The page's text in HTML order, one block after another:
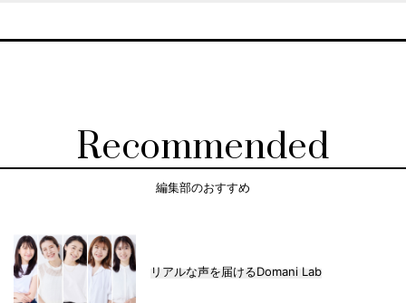
Recommended
編集部のおすすめ
リアルな声を届けるDomani Lab